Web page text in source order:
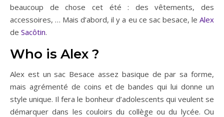
beaucoup de chose cet été : des vêtements, des
accessoires, … Mais d’abord, il y a eu ce sac besace, le Alex
de Sacôtin.
Who is Alex ?
Alex est un sac Besace assez basique de par sa forme,
mais agrémenté de coins et de bandes qui lui donne un
style unique. Il fera le bonheur d’adolescents qui veulent se
démarquer dans les couloirs du collège ou du lycée. Ou